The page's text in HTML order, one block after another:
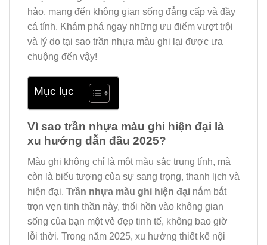
hảo, mang đến không gian sống đẳng cấp và đầy
cá tính. Khám phá ngay những ưu điểm vượt trội
và lý do tại sao trần nhựa màu ghi lại được ưa
chuộng đến vậy!
Mục lục
Vì sao trần nhựa màu ghi hiện đại là
xu hướng dẫn đầu 2025?
Màu ghi không chỉ là một màu sắc trung tính, mà
còn là biểu tượng của sự sang trọng, thanh lịch và
hiện đại. Trần nhựa màu ghi hiện đại nắm bắt
trọn vẹn tinh thần này, thổi hồn vào không gian
sống của bạn một vẻ đẹp tinh tế, không bao giờ
lỗi thời. Trong năm 2025, xu hướng thiết kế nội